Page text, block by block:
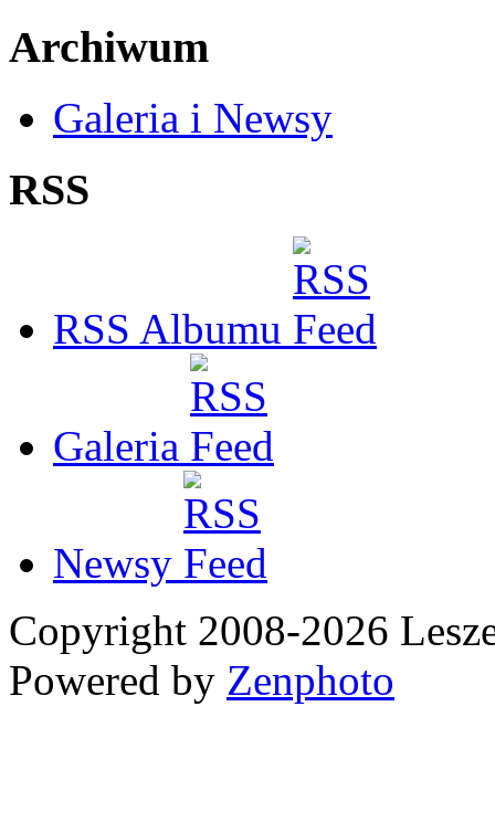
Archiwum
Galeria i Newsy
RSS
RSS Albumu
Galeria
Newsy
Copyright 2008-2026
Powered by Zenphoto